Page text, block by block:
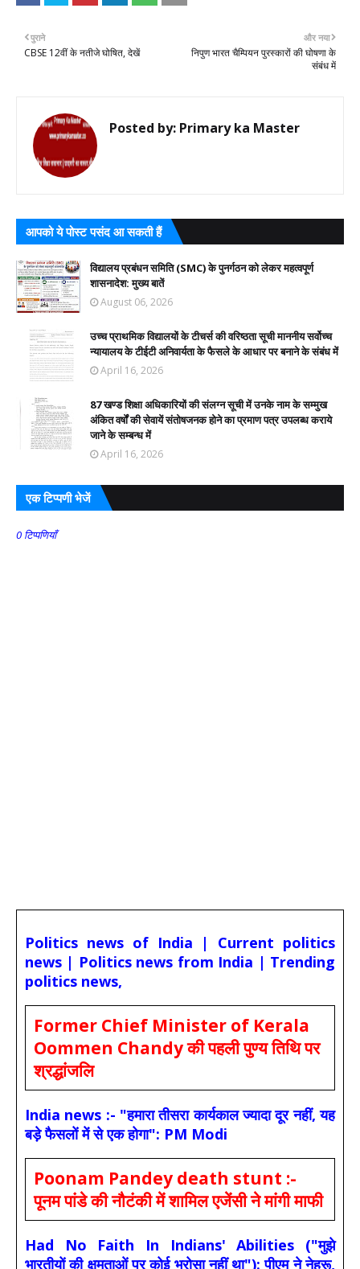
और नया
निपुण भारत चैम्पियन पुरस्कारों की घोषणा के
संबंध में
पुराने
CBSE 12वीं के नतीजे घोषित, देखें
Posted by: Primary ka Master
आपको ये पोस्ट पसंद आ सकती हैं
विद्यालय प्रबंधन समिति (SMC) के पुनर्गठन को लेकर महत्वपूर्ण
शासनादेश: मुख्य बातें
August 06, 2026
उच्च प्राथमिक विद्यालयों के टीचर्स की वरिष्ठता सूची माननीय सर्वोच्च
न्यायालय के टीईटी अनिवार्यता के फैसले के आधार पर बनाने के संबंध में
April 16, 2026
87 खण्ड शिक्षा अधिकारियों की संलग्न सूची में उनके नाम के सम्मुख
अंकित वर्षों की सेवायें संतोषजनक होने का प्रमाण पत्र उपलब्ध कराये
जाने के सम्बन्ध में
April 16, 2026
एक टिप्पणी भेजें
0 टिप्पणियाँ
Politics news of India | Current politics
news | Politics news from India | Trending
politics news,
Former Chief Minister of Kerala
Oommen Chandy की पहली पुण्य तिथि पर
श्रद्धांजलि
India news :- "हमारा तीसरा कार्यकाल ज्यादा दूर नहीं, यह
बड़े फैसलों में से एक होगा": PM Modi
Poonam Pandey death stunt :-
पूनम पांडे की नौटंकी में शामिल एजेंसी ने मांगी माफी
Had No Faith In Indians' Abilities ("मुझे
भारतीयों की क्षमताओं पर कोई भरोसा नहीं था"): पीएम ने नेहरू,